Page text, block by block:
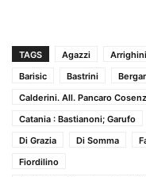
TAGS Agazzi
Barisic
Bastrini
Calderini. All. Pancaro
Catania : Bastianoni; Garufo
Di Grazia
Di Somma
Fiordilino